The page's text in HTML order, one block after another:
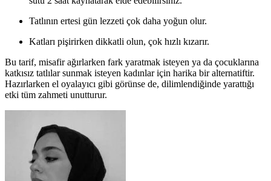
Tatlının ertesi gün lezzeti çok daha yoğun olur.
Katları pişirirken dikkatli olun, çok hızlı kızarır.
Bu tarif, misafir ağırlarken fark yaratmak isteyen ya da çocuklarına
katkısız tatlılar sunmak isteyen kadınlar için harika bir alternatiftir.
Hazırlarken el oyalayıcı gibi görünse de, dilimlendiğinde yarattığı
etki tüm zahmeti unutturur.